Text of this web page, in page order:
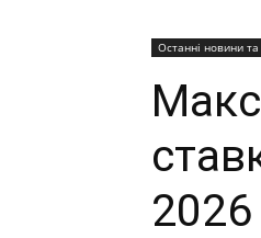
Останні новини та